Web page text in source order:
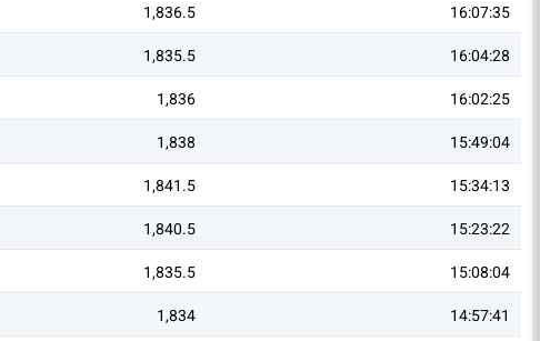
16:07:35
1,836.5
16:04:28
1,835.5
16:02:25
1,836
15:49:04
1,838
15:34:13
1,841.5
15:23:22
1,840.5
15:08:04
1,835.5
14:57:41
1,834